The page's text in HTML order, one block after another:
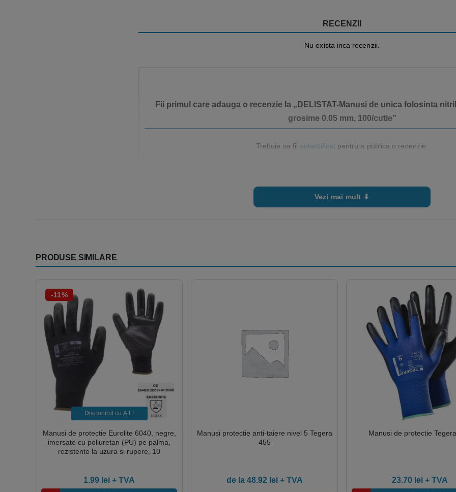
RECENZII
Nu exista inca recenzii.
Fii primul care adauga o recenzie la „DELISTAT-Manusi de unica folosinta
grosime 0.05 mm, 100/cutie”
Trebuie sa fii autentificat pentru a publica o recenzie.
Vezi mai mult ⬇
PRODUSE SIMILARE
-11%
Disponibil cu A.I.​!
Manusi de protectie Eurolite 6040, negre,
imersate cu poliuretan (PU) pe palma,
rezistente la uzura si rupere, 10
1.99 lei + TVA
Manusi protectie anti-taiere nivel 5 Tegera
455
de la 48.92 lei+ TVA
Manusi de protectie
23.70 lei+ TVA